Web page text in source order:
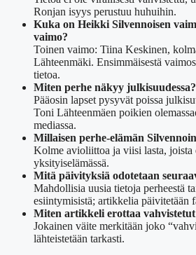
Ronjan isyys perustuu huhuihin.
Kuka on Heikki Silvennoisen
vaimo?
Toinen vaimo: Tiina Keskinen,
Lähteenmäki. Ensimmäisestä
tietoa.
Miten perhe näkyy julkisuudessa?
Pääosin lapset pysyvät poissa
Toni Lähteenmäen poikien
mediassa.
Millaisen perhe-elämän
Kolme avioliittoa ja viisi lasta, joista
yksityiselämässä.
Mitä päivityksiä odotetaan
Mahdollisia uusia tietoja perheestä
esiintymisistä; artikkelia päivitetään
Miten artikkeli erottaa
Jokainen väite merkitään joko
lähteistetään tarkasti.